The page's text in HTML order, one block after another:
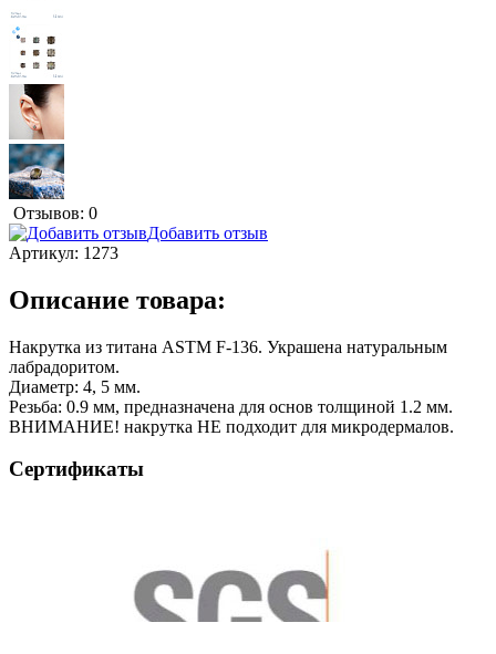
Отзывов: 0
Добавить отзыв
Артикул: 1273
Описание товара:
Накрутка из титана ASTM F-136. Украшена натуральным
лабрадоритом.
Диаметр: 4, 5 мм.
Резьба: 0.9 мм, предназначена для основ толщиной 1.2 мм.
ВНИМАНИЕ! накрутка НЕ подходит для микродермалов.
Сертификаты